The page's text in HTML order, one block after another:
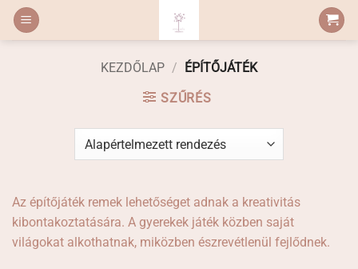
Skip
KEZDŐLAP / ÉPÍTŐJÁTÉK
SZŰRÉS
Az építőjáték remek lehetőséget adnak a kreativitás
kibontakoztatására. A gyerekek játék közben saját
világokat alkothatnak, miközben észrevétlenül fejlődnek.